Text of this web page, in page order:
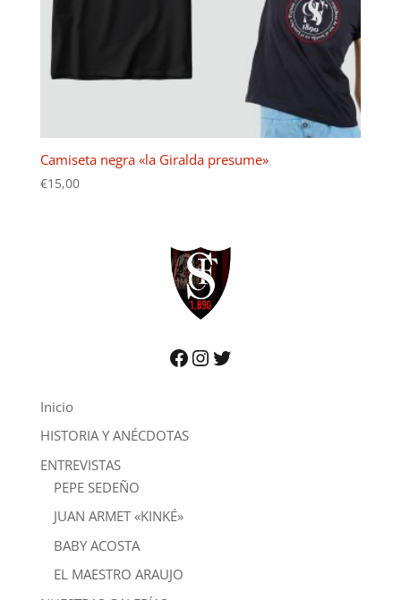
Camiseta negra «la Giralda presume»
€15,00
Facebook
Instagram
Twitter
Inicio
HISTORIA Y ANÉCDOTAS
ENTREVISTAS
PEPE SEDEÑO
JUAN ARMET «KINKÉ»
BABY ACOSTA
EL MAESTRO ARAUJO